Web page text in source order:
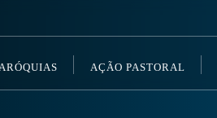
AÇÃO PASTORAL